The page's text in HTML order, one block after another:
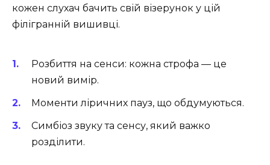
кожен слухач бачить свій візерунок у цій
філігранній вишивці.
Розбиття на сенси: кожна строфа — це
новий вимір.
Моменти ліричних пауз, що обдумуються.
Симбіоз звуку та сенсу, який важко
розділити.